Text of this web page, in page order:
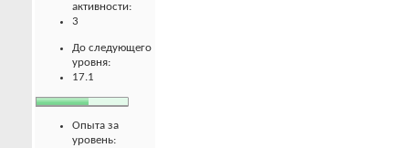
активности:
3
До следующего
уровня:
17.1
Опыта за
уровень: